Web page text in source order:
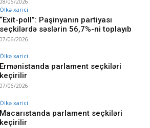
08/06/2026
Ölkə xarici
“Exit-poll”: Paşinyanın partiyası
seçkilərdə səslərin 56,7%-ni toplayıb
07/06/2026
Ölkə xarici
Ermənistanda parlament seçkiləri
keçirilir
07/06/2026
Ölkə xarici
Macarıstanda parlament seçkiləri
keçirilir